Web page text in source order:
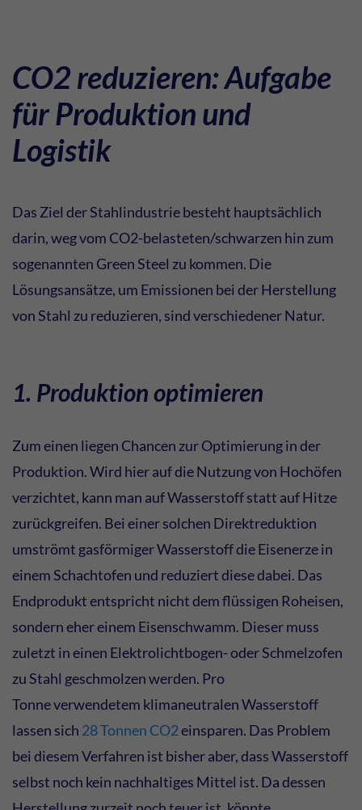
CO2 reduzieren: Aufgabe
für Produktion und
Logistik
Das Ziel der Stahlindustrie besteht hauptsächlich
darin, weg vom CO2-belasteten/schwarzen hin zum
sogenannten Green Steel zu kommen. Die
Lösungsansätze, um Emissionen bei der Herstellung
von Stahl zu reduzieren, sind verschiedener Natur.
1. Produktion optimieren
Zum einen liegen Chancen zur Optimierung in der
Produktion. Wird hier auf die Nutzung von Hochöfen
verzichtet, kann man auf Wasserstoff statt auf Hitze
zurückgreifen. Bei einer solchen Direktreduktion
umströmt gasförmiger Wasserstoff die Eisenerze in
einem Schachtofen und reduziert diese dabei. Das
Endprodukt entspricht nicht dem flüssigen Roheisen,
sondern eher einem Eisenschwamm. Dieser muss
zuletzt in einen Elektrolichtbogen- oder Schmelzofen
zu Stahl geschmolzen werden. Pro
Tonne verwendetem klimaneutralen Wasserstoff
lassen sich 28 Tonnen CO2einsparen. Das Problem
bei diesem Verfahren ist bisher aber, dass Wasserstoff
selbst noch kein nachhaltiges Mittel ist. Da dessen